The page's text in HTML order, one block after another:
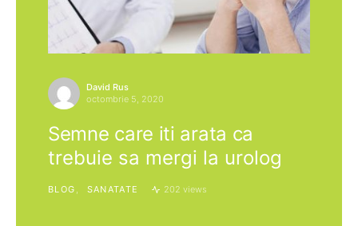
David Rus
octombrie 5, 2020
Semne care iti arata ca
trebuie sa mergi la urolog
BLOG SANATATE 202 views